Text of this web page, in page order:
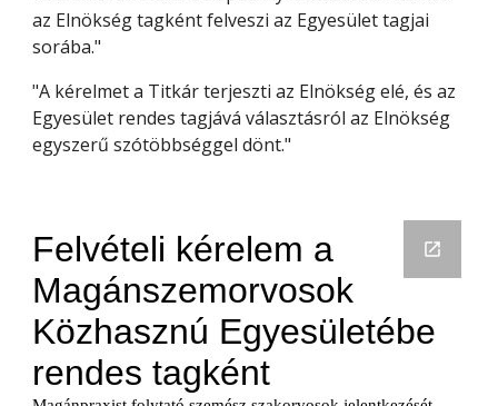
az Elnökség tagként felveszi az Egyesület tagjai
sorába."
"A kérelmet a Titkár terjeszti az Elnökség elé, és az
Egyesület rendes tagjává választásról az Elnökség
egyszerű szótöbbséggel dönt."